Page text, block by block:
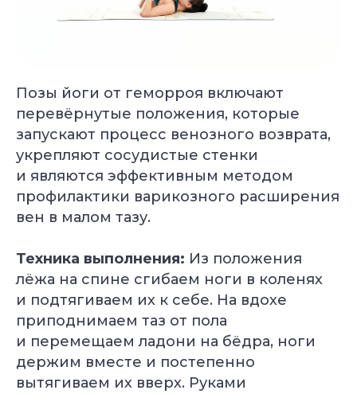
Позы йоги от геморроя включают
перевёрнутые положения, которые
запускают процесс венозного возврата,
укрепляют сосудистые стенки
и являются эффективным методом
профилактики варикозного расширения
вен в малом тазу.
Техника выполнения: Из положения
лёжа на спине сгибаем ноги в коленях
и подтягиваем их к себе. На вдохе
приподнимаем таз от пола
и перемещаем ладони на бёдра, ноги
держим вместе и постепенно
вытягиваем их вверх. Руками
Йогатерапия
опорно-
двигательного
аппарата
Длительность: 24-28
недель
Пранаяма:
дыхательные
в практике йоги